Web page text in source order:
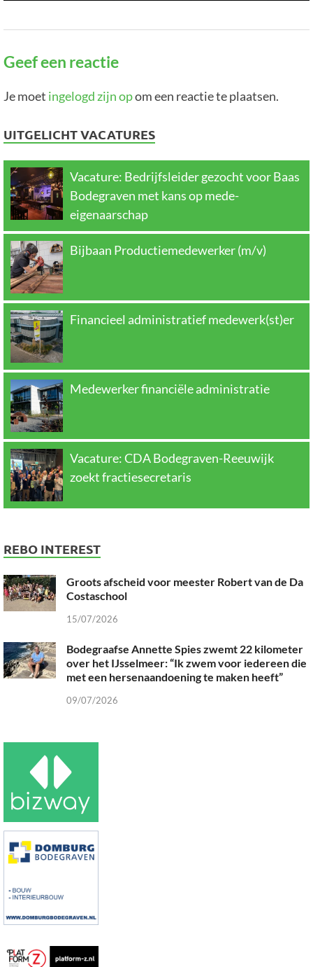
Geef een reactie
Je moet ingelogd zijn opom een reactie te plaatsen.
UITGELICHT VACATURES
Vacature: Bedrijfsleider gezocht voor Baas
Bodegraven met kans op mede-
eigenaarschap
Bijbaan Productiemedewerker (m/v)
Financieel administratief medewerk(st)er
Medewerker financiële administratie
Vacature: CDA Bodegraven-Reeuwijk
zoekt fractiesecretaris
REBO INTEREST
Groots afscheid voor meester Robert van de Da
Costaschool
15/07/2026
Bodegraafse Annette Spies zwemt 22 kilometer
over het IJsselmeer: “Ik zwem voor iedereen die
met een hersenaandoening te maken heeft”
09/07/2026